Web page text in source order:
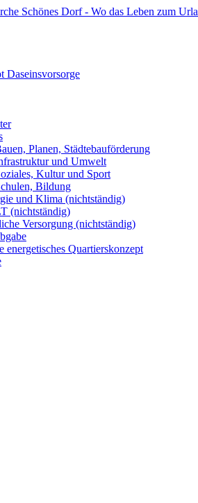
Daseinsvorsorge
Planen, Städtebauförderung
und Umwelt
Kultur und Sport
Bildung
und Klima (nichtständig)
(nichtständig)
Versorgung (nichtständig)
energetisches Quartierskonzept